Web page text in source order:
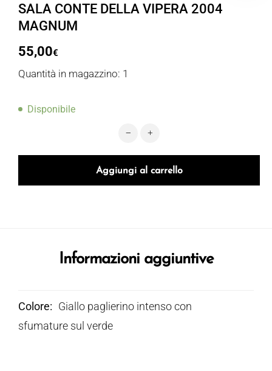
SALA CONTE DELLA VIPERA 2004
MAGNUM
55,00€
Quantità in magazzino: 1
Disponibile
ANTINORI CASTELLO DELLA
Aggiungi al carrello
Informazioni aggiuntive
Colore
Giallo paglierino intenso con
sfumature sul verde